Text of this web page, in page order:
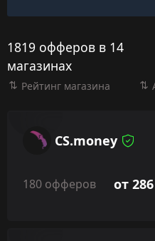
1819 офферов в 14
магазинах
Рейтинг магазина
CS.money
180 офферов от